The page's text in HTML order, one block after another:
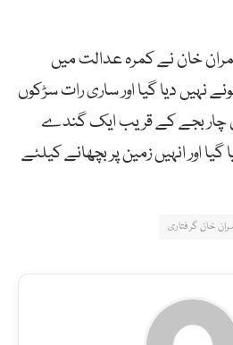
خان نے کمرہ عدالت میں
نہیں دیا گیا اور ساری رات سڑکوں
چار بجے کے قریب ایک گندے
اور انہیں زمین پر بچھانے کیلئے
خان گرفتاری